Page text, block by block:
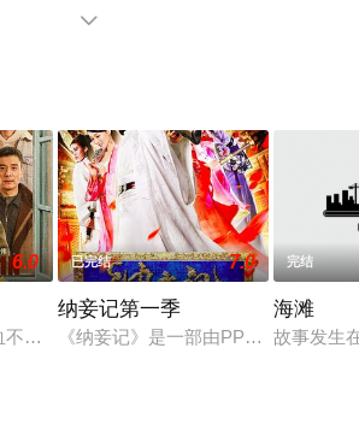
电视剧，大结局剧情已揭晓（全30
息可移步至豆瓣电视剧、电视猫或剧

6.0
不羁的“钢厂大院才子”胡广来，跟刚调来
已完结 7.0
纳妾记第一季
《纳妾记》是一部由PPTV聚力传媒
完结
海滩
故事发生